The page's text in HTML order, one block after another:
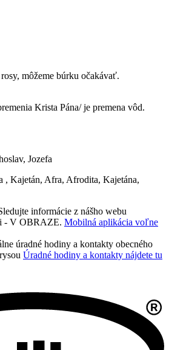
môžeme búrku očakávať.
Krista Pána/ je premena vôd.
Jozefa
, Kajetán, Afra, Afrodita, Kajetána,
informácie z nášho webu
- V OBRAZE. Mobilná aplikácia voľne
úradné hodiny a kontakty obecného
Úradné hodiny a kontakty nájdete tu